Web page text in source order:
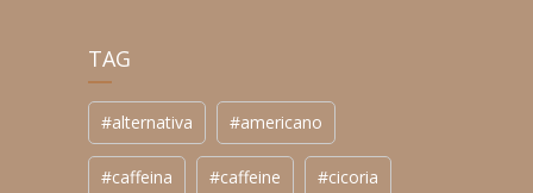
TAG
#alternativa #americano
#caffeina #caffeine #cicoria